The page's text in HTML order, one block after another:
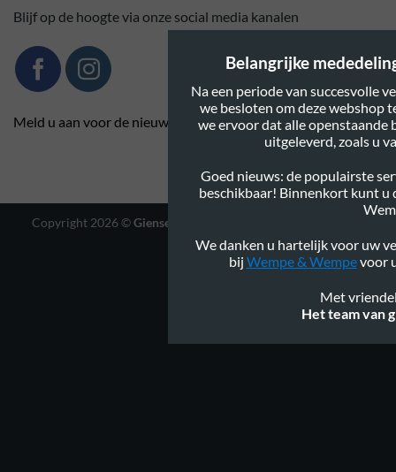
Blijf op de hoogte via onze social media kanalen
Meld u aan voor de nieuwsbrief
Copyright 2026 ©Gienservies.nl
Design
Belangrijke
Na een periode van succesvolle
we besloten om deze webshop
we ervoor dat alle openstaande
uitgeleverd, zoals u
Goed nieuws: de populairste
beschikbaar! Binnenkort kunt u
We danken u hartelijk voor uw
bij Wempe & Wempevoor
Met
Het team van